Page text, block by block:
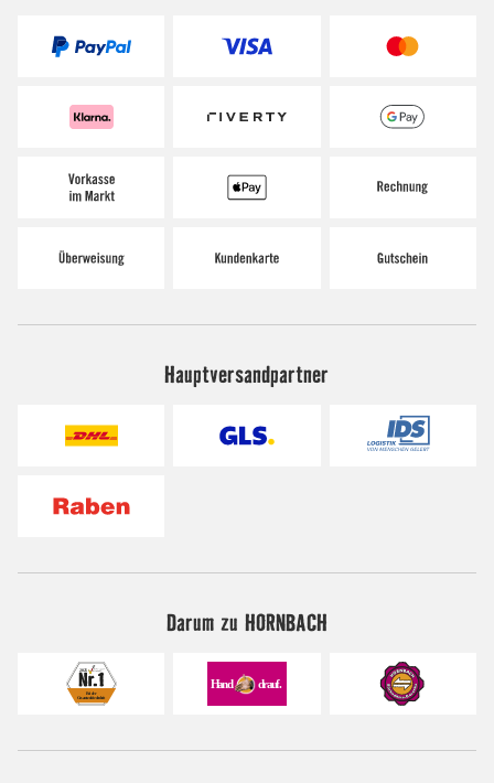
Hauptversandpartner
Darum zu HORNBACH